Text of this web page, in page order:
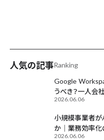
人気の記事Ranking
Google
うべき？一人会
2026.06.06
小規模事業者が
か｜業務効率化
2026.06.06